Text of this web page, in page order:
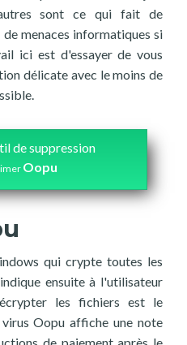
sont ce qui fait de
menaces informatiques si
ici est d'essayer de vous
délicate avec le moins de
de suppression
Oopu
qui crypte toutes les
ensuite à l'utilisateur
les fichiers est le
Oopu affiche une note